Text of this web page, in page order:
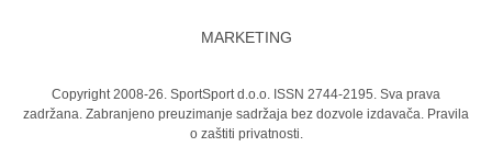
MARKETING
Copyright 2008-26. SportSport d.o.o. ISSN 2744-2195. Sva prava
zadržana. Zabranjeno preuzimanje sadržaja bez dozvole izdavača. Pravila
o zaštiti privatnosti.